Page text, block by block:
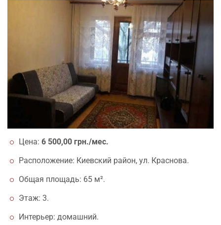
Цена: 6 500,00 грн./мес.
Расположение: Киевский район, ул. Краснова.
Общая площадь: 65 м².
Этаж: 3.
Интерьер: домашний.